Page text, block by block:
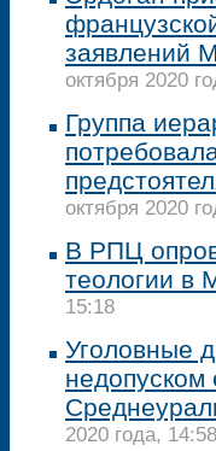
заявлений
октября 2020
Группа
октября 2020
В РПЦ
теологии
15:18
Уголовные
недопуском
2020 года, 14:58